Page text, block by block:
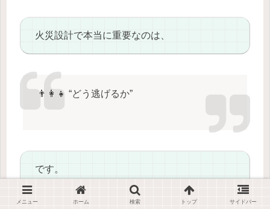
火災設計で本当に重要なのは、
👨‍👩‍👧 “どう逃げるか”
です。
メニュー ホーム 検索 トップ サイドバー